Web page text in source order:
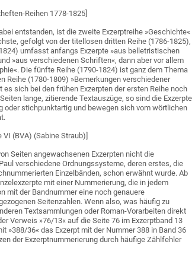
Reihen 1778-1825]
entstanden, ist die zweite Exzerptreihe »Geschichte«
gefolgt von der titellosen dritten Reihe (1786-1825),
umfasst anfangs Exzerpte »aus belletristischen
»aus verschiedenen Schriften«, dann aber vor allem
Die fünfte Reihe (1790-1824) ist ganz dem Thema
Reihe (1780-1809) »Bemerkungen verschiedener
sich bei den frühen Exzerpten der ersten Reihe noch
lange, zitierende Textauszüge, so sind die Exzerpte
oder stichpunktartig und bewegen sich vom wörtlichen
(BVA) (Sabine Straub)]
Seiten angewachsenen Exzerpten nicht die
verschiedene Ordnungssysteme, deren erstes, die
Einzelbänden, schon erwähnt wurde. Ab
mit einer Nummerierung, die in jedem
mit der Bandnummer eine noch genauere
Seitenzahlen. Wenn also, was häufig zu
Textsammlungen oder Roman-Vorarbeiten direkt
Verweis »76/13« auf die Seite 76 im Exzerptband 13
»388/36« das Exzerpt mit der Nummer 388 in Band 36
der Exzerptnummerierung durch häufige Zählfehler